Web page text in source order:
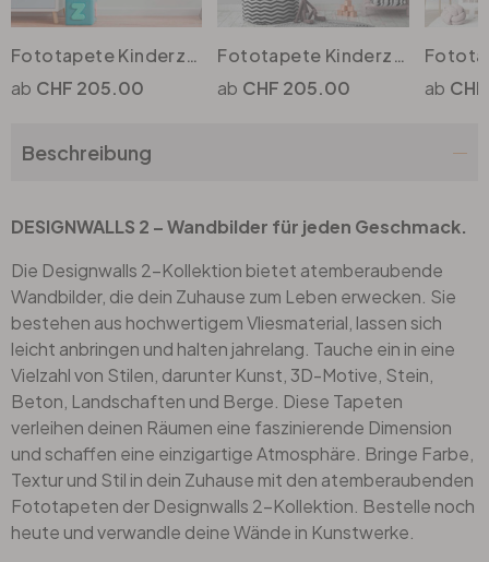
Büro
Fototapete Kinderzimmer Animals in weiss grau - Vliestapete Designwalls 2 - 2.55x3.5 m
CHF 205.00
Fototapete Kinderzimmer AnimalQueue in weiss grau - Vliestapete Designwalls 2 - 2.55x3.5 m
CHF 205.00
Beschreibung
DESIGNWALLS 2 – Wandbilder für jeden Geschmack.
Die Designwalls 2-Kollektion bietet atemberaubende
Wandbilder, die dein Zuhause zum Leben erwecken. Sie
bestehen aus hochwertigem Vliesmaterial, lassen sich
leicht anbringen und halten jahrelang. Tauche ein in eine
Vielzahl von Stilen, darunter Kunst, 3D-Motive, Stein,
Beton, Landschaften und Berge. Diese Tapeten
verleihen deinen Räumen eine faszinierende Dimension
und schaffen eine einzigartige Atmosphäre. Bringe Farbe,
Textur und Stil in dein Zuhause mit den atemberaubenden
Fototapeten der Designwalls 2-Kollektion. Bestelle noch
heute und verwandle deine Wände in Kunstwerke.